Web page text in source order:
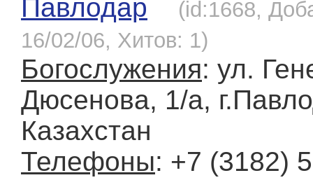
Павлодар
(id:1668,
16/02/06, Хитов: 1)
Богослужения: ул.
Дюсенова, 1/а,
Казахстан
Телефоны: +7 (3182)